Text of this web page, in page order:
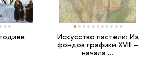
Искусство пастели: Из
фондов графики XVIII –
начала ...